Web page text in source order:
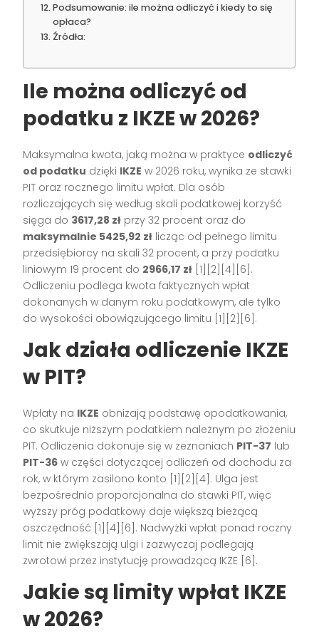
Podsumowanie: ile można odliczyć i kiedy to się
opłaca?
Źródła:
Ile można odliczyć od
podatku z IKZE w 2026?
Maksymalna kwota, jaką można w praktyce odliczyć
od podatku dzięki IKZE w 2026 roku, wynika ze stawki
PIT oraz rocznego limitu wpłat. Dla osób
rozliczających się według skali podatkowej korzyść
sięga do 3617,28 zł przy 32 procent oraz do
maksymalnie 5425,92 zł licząc od pełnego limitu
przedsiębiorcy na skali 32 procent, a przy podatku
liniowym 19 procent do 2966,17 zł [1][2][4][6].
Odliczeniu podlega kwota faktycznych wpłat
dokonanych w danym roku podatkowym, ale tylko
do wysokości obowiązującego limitu [1][2][6].
Jak działa odliczenie IKZE
w PIT?
Wpłaty na IKZE obniżają podstawę opodatkowania,
co skutkuje niższym podatkiem należnym po złożeniu
PIT. Odliczenia dokonuje się w zeznaniach PIT-37 lub
PIT-36 w części dotyczącej odliczeń od dochodu za
rok, w którym zasilono konto [1][2][4]. Ulga jest
bezpośrednio proporcjonalna do stawki PIT, więc
wyższy próg podatkowy daje większą bieżącą
oszczędność [1][4][6]. Nadwyżki wpłat ponad roczny
limit nie zwiększają ulgi i zazwyczaj podlegają
zwrotowi przez instytucję prowadzącą IKZE [6].
Jakie są limity wpłat IKZE
w 2026?